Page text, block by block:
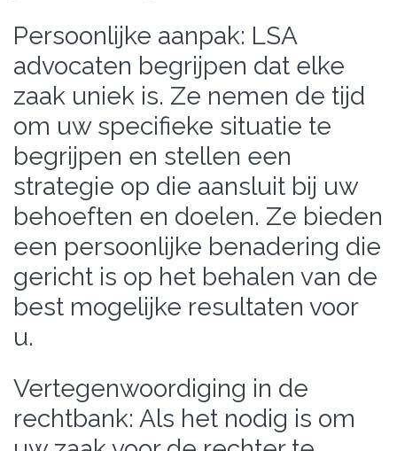
Persoonlijke aanpak: LSA
advocaten begrijpen dat elke
zaak uniek is. Ze nemen de tijd
om uw specifieke situatie te
begrijpen en stellen een
strategie op die aansluit bij uw
behoeften en doelen. Ze bieden
een persoonlijke benadering die
gericht is op het behalen van de
best mogelijke resultaten voor
u.
Vertegenwoordiging in de
rechtbank: Als het nodig is om